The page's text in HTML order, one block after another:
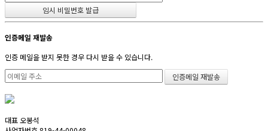
인증메일 재발송
인증 메일을 받지 못한 경우 다시 받을 수 있습니다.
대표 오봉석